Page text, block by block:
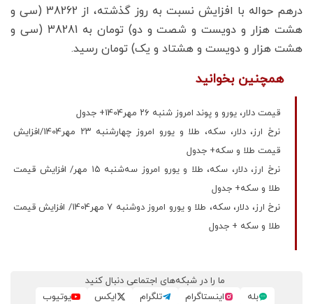
درهم حواله با افزایش نسبت به روز گذشته، از 38262 (سی و
هشت هزار و دویست و شصت و دو) تومان به 38281 (سی و
هشت هزار و دویست و هشتاد و یک) تومان رسید.
همچنین بخوانید
قیمت دلار، یورو و پوند امروز شنبه ۲۶ مهر1404+ جدول
نرخ ارز، دلار، سکه، طلا و یورو امروز چهارشنبه ۲۳ مهر1404/افزایش
قیمت طلا و سکه+ جدول
نرخ ارز، دلار، سکه، طلا و یورو امروز سه‌شنبه ۱۵ مهر/ افزایش قیمت
طلا و سکه+ جدول
نرخ ارز، دلار، سکه، طلا و یورو امروز دوشنبه ۷ مهر1404/ افزایش قیمت
طلا و سکه + جدول
ما را در شبکه‌های اجتماعی دنبال کنید
بله
اینستاگرام تلگرام ایکس یوتیوب